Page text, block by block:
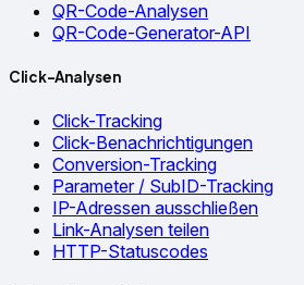
QR-Code-Analysen
QR-Code-Generator-API
Click-Analysen
Click-Tracking
Click-Benachrichtigungen
Conversion-Tracking
Parameter / SubID-Tracking
IP-Adressen ausschließen
Link-Analysen teilen
HTTP-Statuscodes